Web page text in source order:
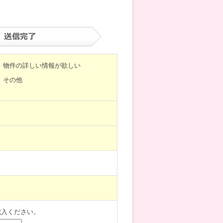
物件の詳しい情報が欲しい
その他
ください。